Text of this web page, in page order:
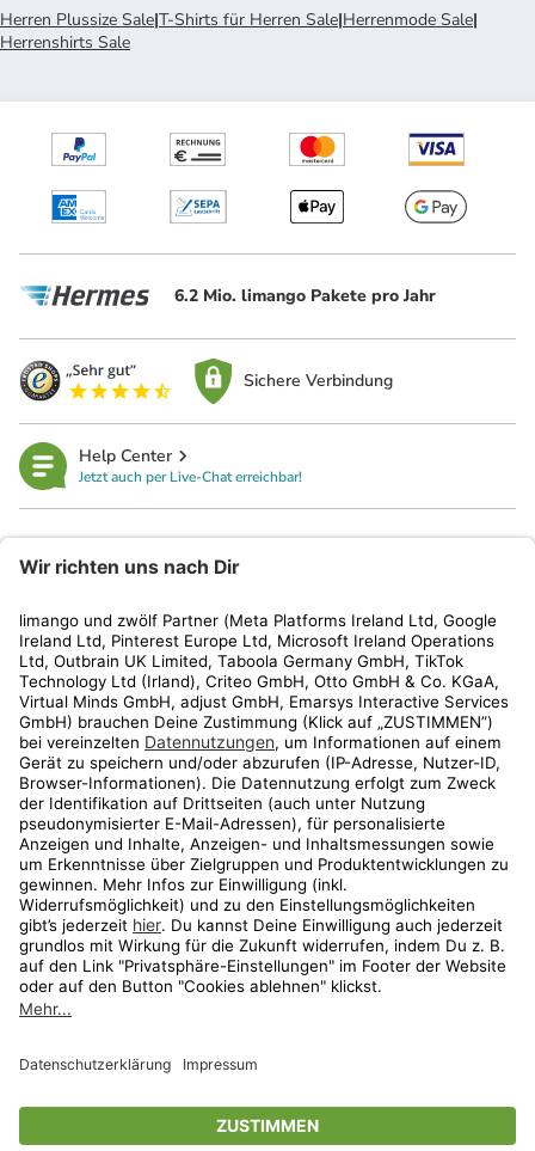
Herren Plussize Sale|T-Shirts für Herren Sale|Herrenmode Sale|
Herrenshirts Sale
6.2 Mio. limango Pakete pro Jahr
Sichere Verbindung
Help Center
Jetzt auch per Live-Chat erreichbar!
Kundenservice
Shop
Aktionen
Travel